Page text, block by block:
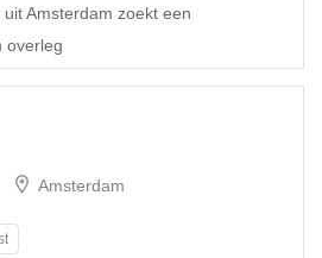
Amsterdam zoekt een
overleg
Amsterdam